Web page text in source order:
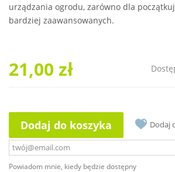
urządzania ogrodu, zarówno dla
bardziej zaawansowanych.
21,00 zł
Dodaj do koszyka Dodaj
Powiadom mnie, kiedy będzie dostępny